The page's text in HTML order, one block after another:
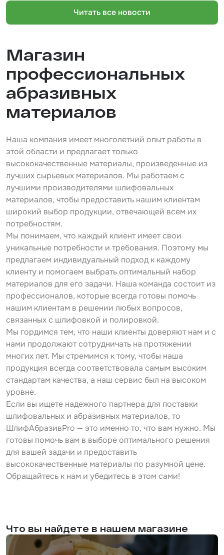
Читать все новости
Магазин
профессиональных
абразивных
материалов
Наша компания имеет многолетний опыт работы в
этой области и предлагает только
высококачественные материалы, произведенные из
лучших сырьевых материалов. Мы работаем с
лучшими производителями шлифовальных
материалов, чтобы предоставить нашим клиентам
широкий выбор продукции, отвечающей всем их
потребностям.
Мы понимаем, что каждый клиент имеет свои
уникальные потребности и требования. Поэтому мы
предлагаем индивидуальный подход к каждому
клиенту и помогаем выбрать оптимальный набор
материалов для его задачи. Наша команда состоит из
профессионалов, которые всегда готовы помочь
нашим клиентам в решении любых вопросов,
связанных с шлифовкой и полировкой.
Мы гордимся тем, что наши клиенты доверяют нам и с
нами продолжают сотрудничать на протяжении
многих лет. Мы стремимся к тому, чтобы наша
продукция всегда соответствовала самым высоким
стандартам качества, а наш сервис был на высоком
уровне.
Если вы ищете надежного партнера для поставки
шлифовальных и абразивных материалов, то
ШлифАбразивPro — это именно то, что вам нужно. Мы
готовы помочь вам в выборе оптимального решения
для вашей задачи и предоставить
высококачественные материалы по разумной цене.
Обращайтесь к нам и убедитесь в этом сами!
Что вы найдете в нашем магазине